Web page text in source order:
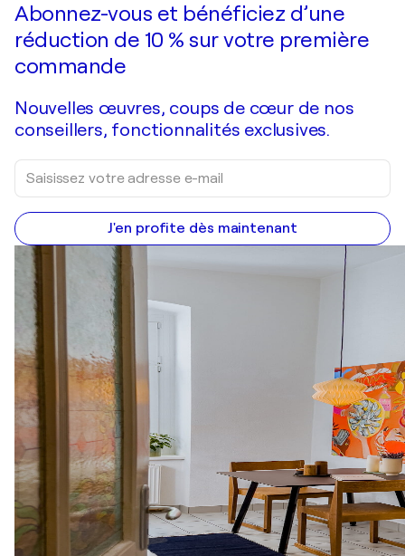
Je passe commande
Abonnez-vous et bénéficiez d’une
réduction de 10 % sur votre première
commande
Nouvelles œuvres, coups de cœur de nos
conseillers, fonctionnalités exclusives.
J'en profite dès maintenant